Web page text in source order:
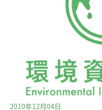
Townsend說：「這是學
展現重組無意義的音素的
叫聲結構上非常相似，但
境中發出的，而聽的栗冠
冠彎嘴鶥重複使用兩種聲
組成不同的組
2010年12月04日